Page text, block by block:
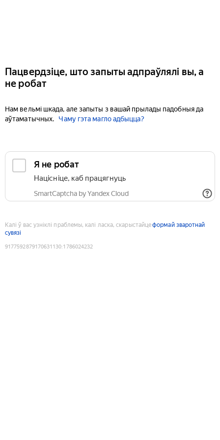
Пацвердзіце, што запыты адпраўлялі вы, а
не робат
Нам вельмі шкада, але запыты з вашай прылады падобныя да
аўтаматычных.
Чаму гэта магло адбыцца?
Я не робат
Націсніце, каб працягнуць
SmartCaptcha by Yandex Cloud
Калі ў вас узніклі праблемы, калі ласка, скарыстайцеформай зваротнай
сувязі
9177592879170631130:1786024232